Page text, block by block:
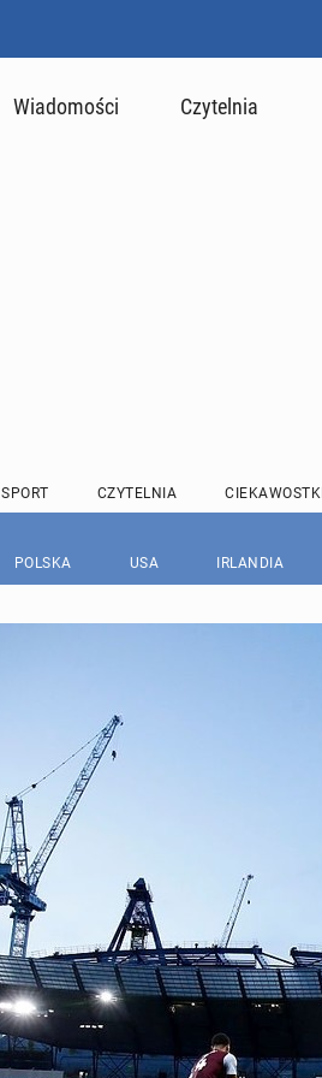
Wiadomości Czytelnia
SPORT CZYTELNIA CIEKAWOSTKI
POLSKA USA IRLANDIA